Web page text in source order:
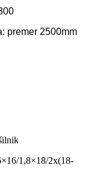
premer 2500mm
1,8×18/2x(18-